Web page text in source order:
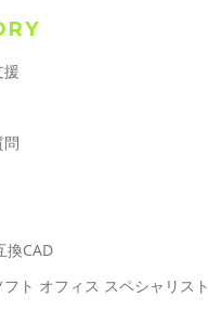
援
問
換CAD
ト オフィス スペシャリスト